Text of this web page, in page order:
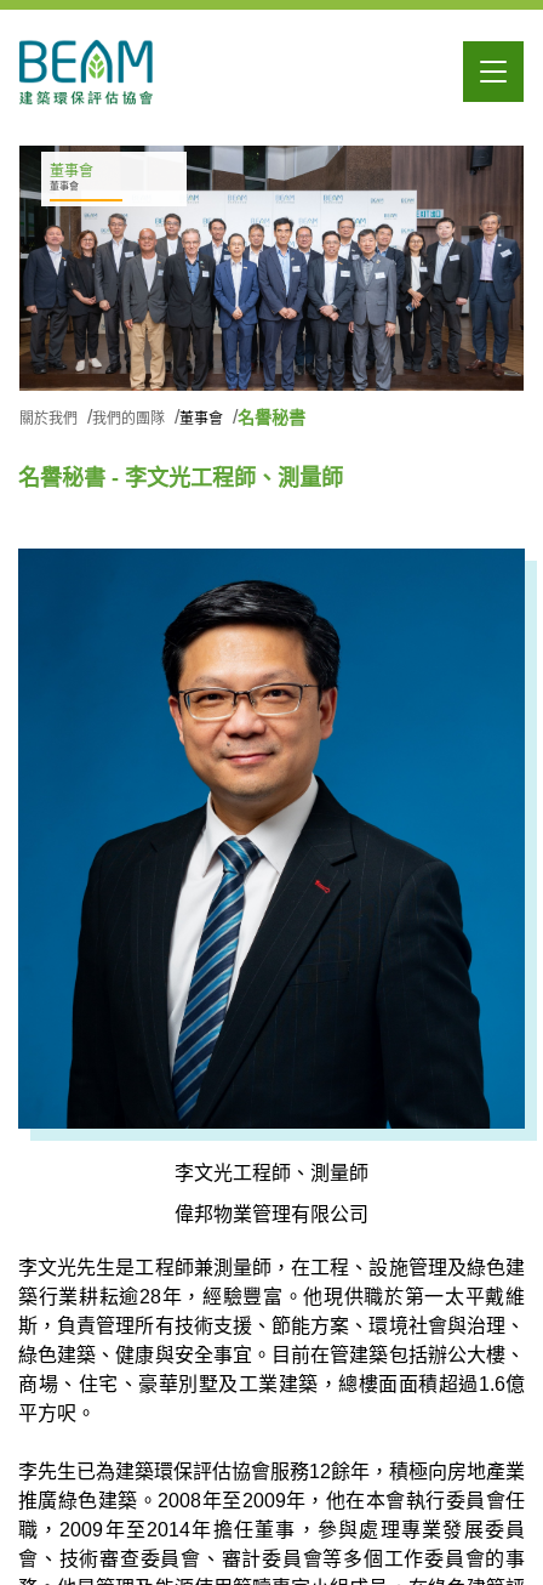
董事會
董事會
關於我們 我們的團隊 董事會 名譽秘書
名譽秘書 - 李文光工程師、測量師
李文光工程師、測量師
偉邦物業管理有限公司
李文光先生是工程師兼測量師，在工程、設施管理及綠色建
築行業耕耘逾28年，經驗豐富。他現供職於第一太平戴維
斯，負責管理所有技術支援、節能方案、環境社會與治理、
綠色建築、健康與安全事宜。目前在管建築包括辦公大樓、
商場、住宅、豪華別墅及工業建築，總樓面面積超過1.6億
平方呎。
李先生已為建築環保評估協會服務12餘年，積極向房地產業
推廣綠色建築。2008年至2009年，他在本會執行委員會任
職，2009年至2014年擔任董事，參與處理專業發展委員
會、技術審查委員會、審計委員會等多個工作委員會的事